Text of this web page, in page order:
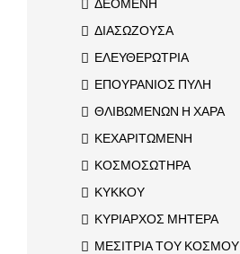
ΔΕΟΜΕΝΗ
ΔΙΑΣΩΖΟΥΣΑ
ΕΛΕΥΘΕΡΩΤΡΙΑ
ΕΠΟΥΡΑΝΙΟΣ ΠΥΛΗ
ΘΛΙΒΩΜΕΝΩΝ Η ΧΑΡΑ
ΚΕΧΑΡΙΤΩΜΕΝΗ
ΚΟΣΜΟΣΩΤΗΡΑ
ΚΥΚΚΟΥ
ΚΥΡΙΑΡΧΟΣ ΜΗΤΕΡΑ
ΜΕΣΙΤΡΙΑ ΤΟΥ ΚΟΣΜΟΥ